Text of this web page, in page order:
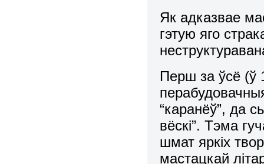
Як адказвае
гэтую яго
Перш за ўсё (ў
“каранёў”, да
вёскі”. Тэма
шмат яркіх
мастацкай